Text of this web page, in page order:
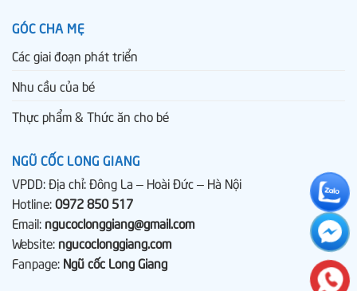
GÓC CHA MẸ
Các giai đoạn phát triển
Nhu cầu của bé
Thực phẩm & Thức ăn cho bé
NGŨ CỐC LONG GIANG
VPDD: Địa chỉ: Đông La – Hoài Đức – Hà Nội
Hotline:0972 850 517
Email: ngucoclonggiang@gmail.com
Website: ngucoclonggiang.com
Fanpage: Ngũ cốc Long Giang